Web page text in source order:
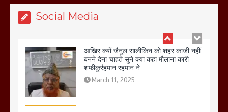
Social Media
बिजली विभाग से परेशान होकर बागपत में एक संत
ने सरकार को दी आमरण अनशन की चेतावनी
March 8, 2025